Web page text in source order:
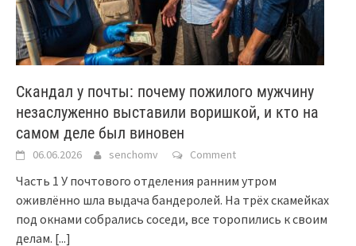
Скандал у почты: почему пожилого мужчину
незаслуженно выставили воришкой, и кто на
самом деле был виновен
06.06.2026 senchomv Comment
Часть 1 У почтового отделения ранним утром
оживлённо шла выдача бандеролей. На трёх скамейках
под окнами собрались соседи, все торопились к своим
делам. [...]